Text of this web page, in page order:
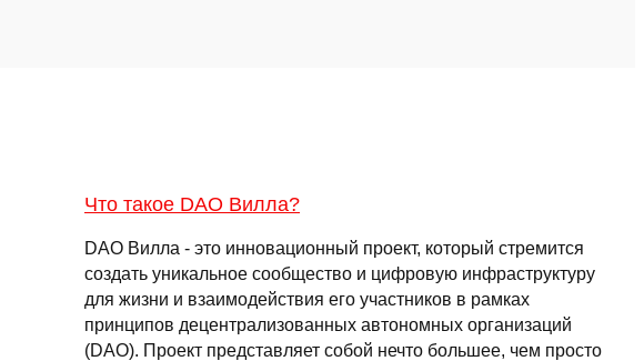
Что такое DAO Вилла?
DAO Вилла - это инновационный проект, который стремится
создать уникальное сообщество и цифровую инфраструктуру
для жизни и взаимодействия его участников в рамках
принципов децентрализованных автономных организаций
(DAO). Проект представляет собой нечто большее, чем просто